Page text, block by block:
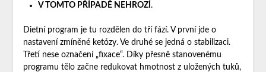
V TOMTO PŘÍPADĚ NEHROZÍ .
Dietní program je tu rozdělen do tří fází. V první jde o
nastavení zmíněné ketózy. Ve druhé se jedná o stabilizaci.
Třetí nese označení „fixace“. Díky přesně stanovenému
programu tělo začne redukovat hmotnost z uložených tuků,